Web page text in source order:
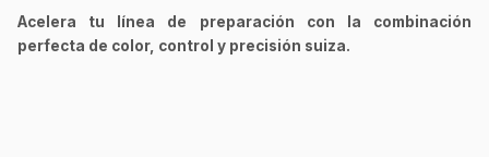
Acelera tu línea de preparación con la combinación
perfecta de color, control y precisión suiza.